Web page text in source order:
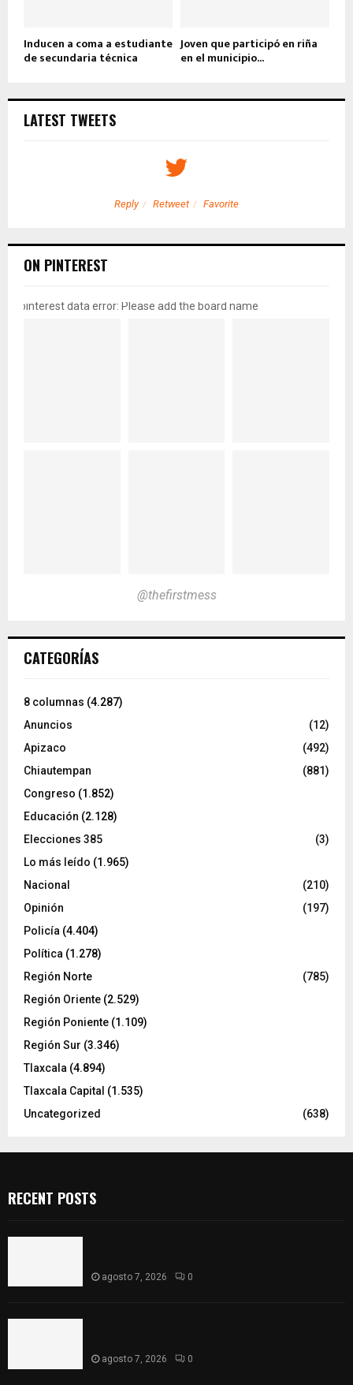
Inducen a coma a estudiante
de secundaria técnica
Joven que participó en riña
en el municipio...
LATEST TWEETS
Reply Retweet Favorite
ON PINTEREST
pinterest data error: Please add the board name
@thefirstmess
CATEGORÍAS
8 columnas (4.287)
Anuncios
(12)
Apizaco
(492)
Chiautempan
(881)
Congreso (1.852)
Educación (2.128)
Elecciones 385
(3)
Lo más leído (1.965)
Nacional
(210)
Opinión
(197)
Policía (4.404)
Política (1.278)
Región Norte
(785)
Región Oriente (2.529)
Región Poniente (1.109)
Región Sur (3.346)
Tlaxcala (4.894)
Tlaxcala Capital (1.535)
Uncategorized
(638)
RECENT POSTS
agosto 7, 2026 0
agosto 7, 2026 0